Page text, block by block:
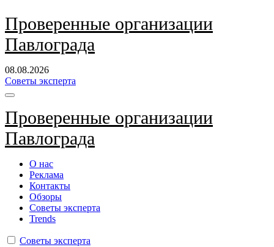
Перейти
к
содержанию
Проверенные организации
Павлограда
08.08.2026
Советы эксперта
Проверенные организации
Павлограда
О нас
Реклама
Контакты
Обзоры
Советы эксперта
Trends
Советы эксперта